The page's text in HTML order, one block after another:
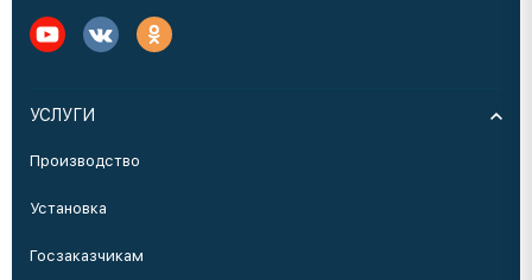
УСЛУГИ
Производство
Установка
Госзаказчикам